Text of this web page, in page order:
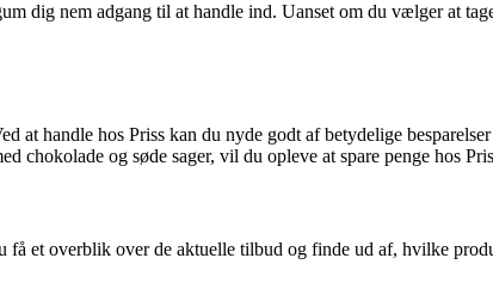
dig nem adgang til at handle ind. Uanset om du vælger at
at handle hos Priss kan du nyde godt af betydelige
og søde sager, vil du opleve at spare penge hos
et overblik over de aktuelle tilbud og finde ud af, hvilke